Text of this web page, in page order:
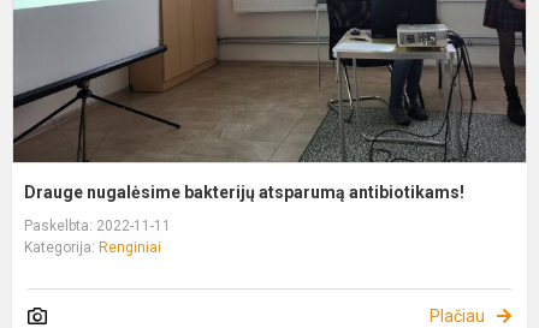
Drauge nugalėsime bakterijų atsparumą antibiotikams!
Paskelbta: 2022-11-11
Kategorija: Renginiai
Plačiau